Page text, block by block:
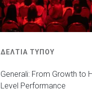
ΔΕΛΤΙΑ ΤΥΠΟΥ
Generali: From Growth to
Level Performance